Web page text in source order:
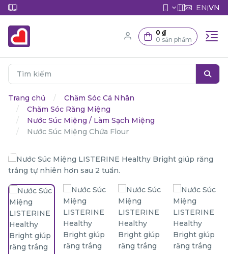
EN|VN
0 ₫
0 sản phẩm
Trang chủ
Chăm Sóc Cá Nhân
Chăm Sóc Răng Miệng
Nước Súc Miệng / Làm Sạch Miệng
Nước Súc Miệng Chứa Flour